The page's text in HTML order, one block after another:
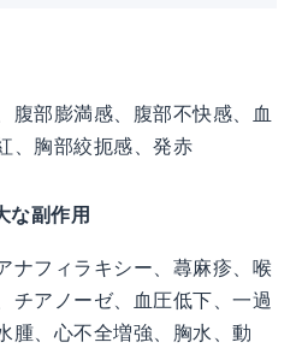
腹部膨満感、腹部不快感、血
、胸部絞扼感、発赤
な副作用
ナフィラキシー、蕁麻疹、喉
チアノーゼ、血圧低下、一過
腫、心不全増強、胸水、動